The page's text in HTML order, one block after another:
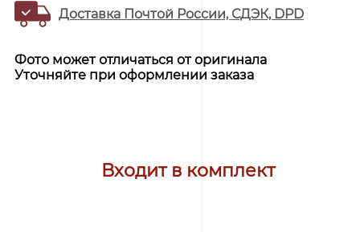
Доставка Почтой России, СДЭК, DPD
Фото может отличаться от оригинала
Уточняйте при оформлении заказа
Входит в комплект